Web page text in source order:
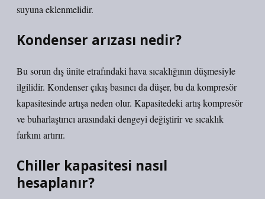
suyuna eklenmelidir.
Kondenser arızası nedir?
Bu sorun dış ünite etrafındaki hava sıcaklığının düşmesiyle
ilgilidir. Kondenser çıkış basıncı da düşer, bu da kompresör
kapasitesinde artışa neden olur. Kapasitedeki artış kompresör
ve buharlaştırıcı arasındaki dengeyi değiştirir ve sıcaklık
farkını artırır.
Chiller kapasitesi nasıl
hesaplanır?